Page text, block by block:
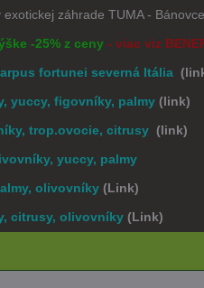
záhrade TUMA -
-25% z ceny- viac viz
fortunei severná Itália
yuccy, figovníky, palmy (link)
trop.ovocie, citrusy(link)
yuccy, palmy
olivovníky (Link)
citrusy, olivovníky (Link)